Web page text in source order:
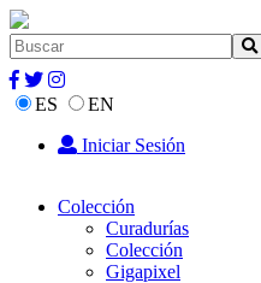
ES
EN
Iniciar Sesión
Colección
Curadurías
Colección
Gigapixel